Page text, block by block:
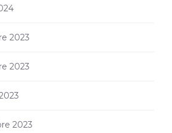
2023
2023
2023